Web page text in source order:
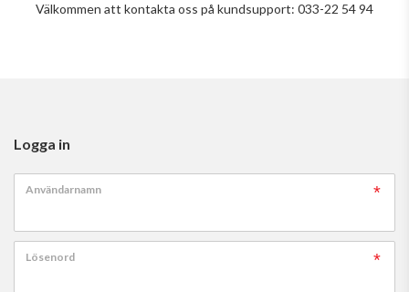
Välkommen att kontakta oss på kundsupport: 033-22 54 94
Logga in
Användarnamn
Lösenord